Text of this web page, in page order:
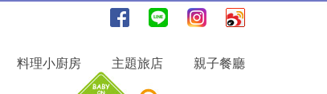
料理小廚房 主題旅店 親子餐廳